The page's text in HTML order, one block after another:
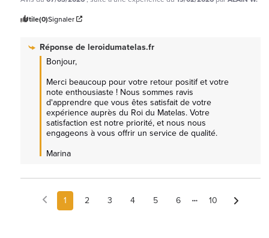
Utile(0)Signaler
Réponse deleroidumatelas.fr
Bonjour,
Merci beaucoup pour votre retour positif et votre
note enthousiaste ! Nous sommes ravis
d'apprendre que vous êtes satisfait de votre
expérience auprès du Roi du Matelas. Votre
satisfaction est notre priorité, et nous nous
engageons à vous offrir un service de qualité.
Marina
1 2 3 4 5 6 10